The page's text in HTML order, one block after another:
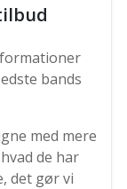
bands
med mere
de har
det gør vi